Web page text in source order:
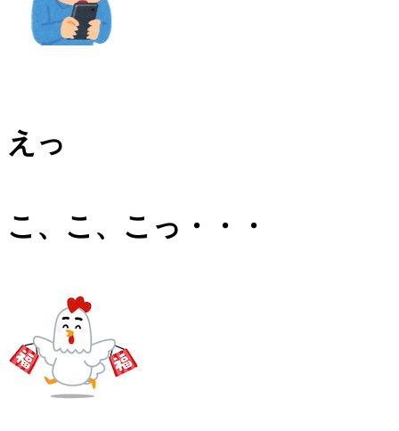
えっ
こ、こ、こっ・・・